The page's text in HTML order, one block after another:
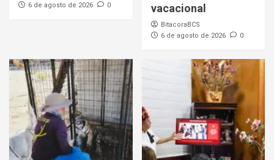
6 de agosto de 2026
0
vacacional
BitacoraBCS
6 de agosto de 2026
0